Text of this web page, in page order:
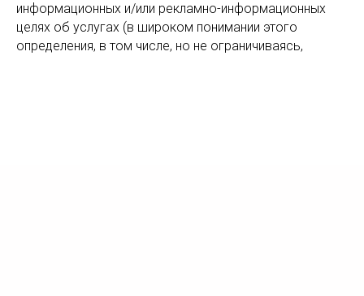
информационных и/или рекламно-информационных
целях об услугах (в широком понимании этого
определения, в том числе, но не ограничиваясь,